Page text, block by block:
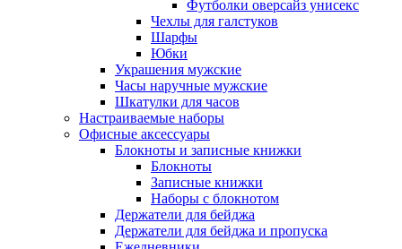
Футболки оверсайз унисекс
Чехлы для галстуков
Шарфы
Юбки
Украшения мужские
Часы наручные мужские
Шкатулки для часов
Настраиваемые наборы
Офисные аксессуары
Блокноты и записные книжки
Блокноты
Записные книжки
Наборы с блокнотом
Держатели для бейджа
Держатели для бейджа и пропуска